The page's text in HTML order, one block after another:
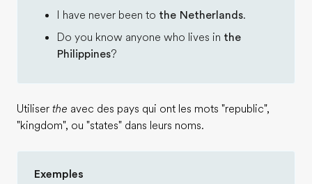
I have never been to the Netherlands.
Do you know anyone who lives in the
Philippines?
Utiliser the avec des pays qui ont les mots "republic",
"kingdom", ou "states" dans leurs noms.
Exemples